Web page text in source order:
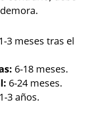
1-3 meses tras el
6-18 meses.
6-24 meses.
1-3 años.